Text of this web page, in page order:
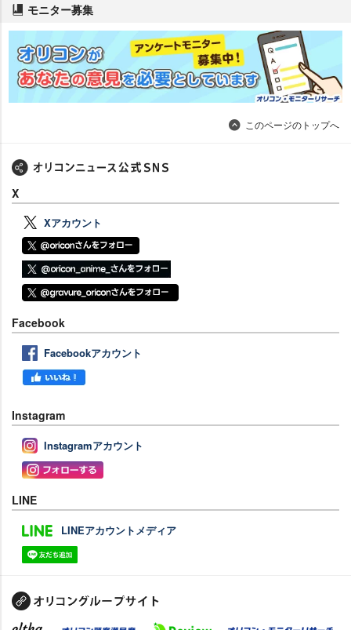
モニター募集
このページのトップへ
X
Xアカウント
Facebook
Facebookアカウント
Instagram
Instagramアカウント
LINE
LINEアカウントメディア